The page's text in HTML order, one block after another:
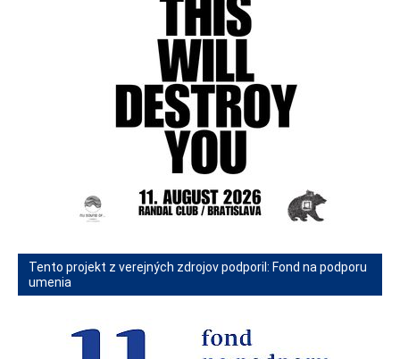
Tento projekt z verejných zdrojov podporil: Fond na podporu
umenia